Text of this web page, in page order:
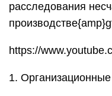
расследования
https://
1. Организационные